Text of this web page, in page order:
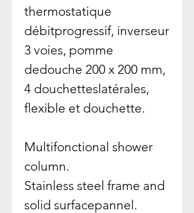
thermostatique
débitprogressif, inverseur
3 voies, pomme
dedouche 200 x 200 mm,
4 douchetteslatérales,
flexible et douchette.
Multifonctional shower
column.
Stainless steel frame and
solid surfacepannel.